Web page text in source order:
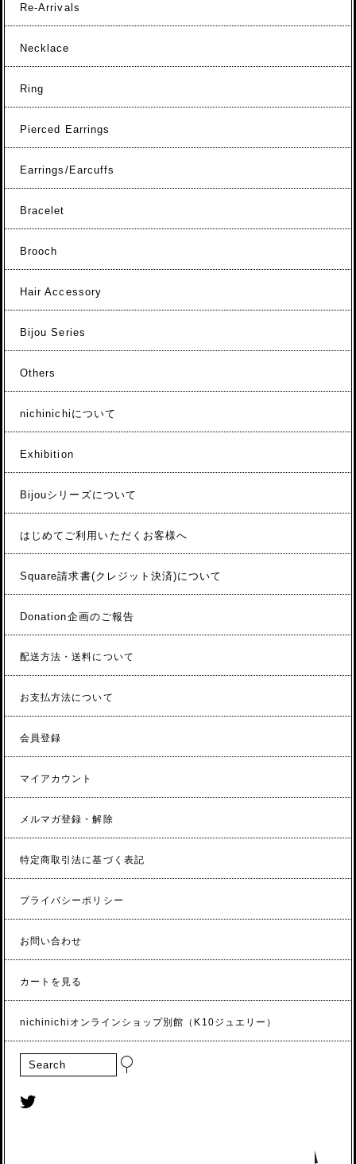
Re-Arrivals
Necklace
Ring
Pierced Earrings
Earrings/Earcuffs
Bracelet
Brooch
Hair Accessory
Bijou Series
Others
nichinichiについて
Exhibition
Bijouシリーズについて
はじめてご利用いただくお客様へ
Square請求書(クレジット決済)について
Donation企画のご報告
配送方法・送料について
お支払方法について
会員登録
マイアカウント
メルマガ登録・解除
特定商取引法に基づく表記
プライバシーポリシー
お問い合わせ
カートを見る
nichinichiオンラインショップ別館（K10ジュエリー）